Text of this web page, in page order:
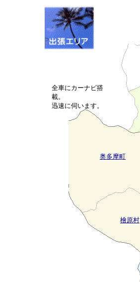
全車にカーナビ搭
載。
迅速に伺います。
檜原村
奥多摩町